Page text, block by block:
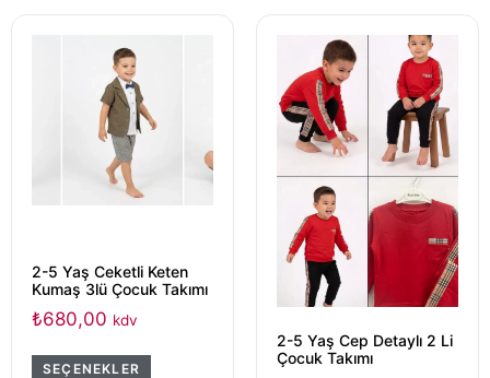
2-5 Yaş Ceketli Keten
Kumaş 3lü Çocuk Takımı
₺680,00 kdv
SEÇENEKLER
2-5 Yaş Cep Detaylı 2 Li
Çocuk Takımı